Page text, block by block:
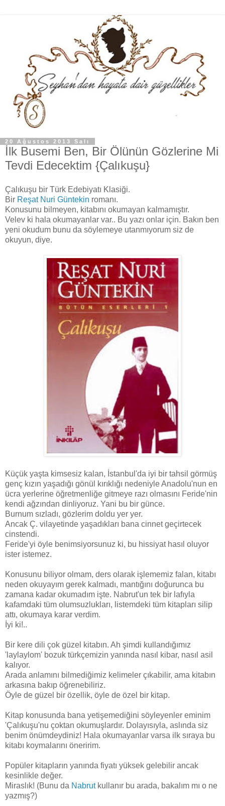
20 Ağustos 2013 Salı
İlk Busemi Ben, Bir Ölünün Gözlerine Mi
Tevdi Edecektim {Çalıkuşu}
Çalıkuşu bir Türk Edebiyatı Klasiği.
Bir Reşat Nuri Güntekin romanı.
Konusunu bilmeyen, kitabını okumayan kalmamıştır.
Velev ki hala okumayanlar var.. Bu yazı onlar için. Bakın ben
yeni okudum bunu da söylemeye utanmıyorum siz de
okuyun, diye.
Küçük yaşta kimsesiz kalan, İstanbul'da iyi bir tahsil görmüş
genç kızın yaşadığı gönül kırıklığı nedeniyle Anadolu'nun en
ücra yerlerine öğretmenliğe gitmeye razı olmasını Feride'nin
kendi ağzından dinliyoruz. Yani bu bir günce.
Burnum sızladı, gözlerim doldu yer yer.
Ancak Ç. vilayetinde yaşadıkları bana cinnet geçirtecek
cinstendi.
Feride'yi öyle benimsiyorsunuz ki, bu hissiyat hasıl oluyor
ister istemez.
Konusunu biliyor olmam, ders olarak işlememiz falan, kitabı
neden okuyayım gerek kalmadı, mantığını doğurunca bu
zamana kadar okumadım işte. Nabrut'un tek bir lafıyla
kafamdaki tüm olumsuzlukları, listemdeki tüm kitapları silip
attı, okumaya karar verdim.
İyi ki!..
Bir kere dili çok güzel kitabın. Ah şimdi kullandığımız
'laylaylom' bozuk türkçemizin yanında nasıl kibar, nasıl asil
kalıyor.
Arada anlamını bilmediğimiz kelimeler çıkabilir, ama kitabın
arkasına bakıp öğrenebiliriz.
Öyle de güzel bir özellik, öyle de özel bir kitap.
Kitap konusunda bana yetişemediğini söyleyenler eminim
'Çalıkuşu'nu çoktan okumuşlardır. Dolayısıyla, aslında siz
benim önümdeydiniz! Hala okumayanlar varsa ilk sıraya bu
kitabı koymalarını öneririm.
Popüler kitapların yanında fiyatı yüksek gelebilir ancak
kesinlikle değer.
Miraslık! (Bunu da Nabrutkullanır bu arada, bakalım mı o ne
yazmış?)